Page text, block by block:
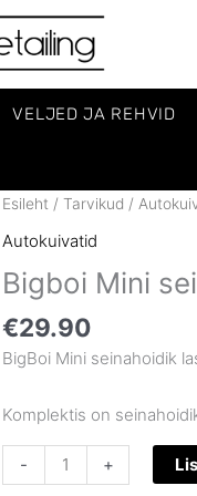
VELJED JA REHVID
Esileht / Tarvikud /
Autokuivatid
Bigboi Mini
€29.90
BigBoi Mini seinahoidik
Komplektis on
-
Bigboi
seinahoidik
kogus
+